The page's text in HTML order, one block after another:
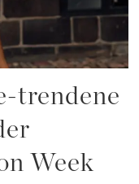
trendene
Week